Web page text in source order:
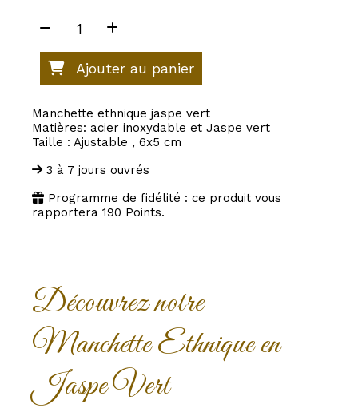
Ajouter au panier
Manchette ethnique jaspe vert
Matières: acier inoxydable et Jaspe vert
Taille : Ajustable , 6x5 cm
3 à 7 jours ouvrés
Programme de fidélité : ce produit vous
rapportera 190 Points.
Découvrez notre
Manchette Ethnique en
Jaspe Vert